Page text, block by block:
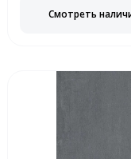
Смотреть